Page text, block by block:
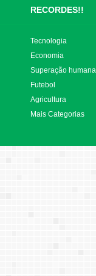
RECORDES!!
Tecnologia
Economia
Superação humana
Futebol
Agricultura
Mais Categorias